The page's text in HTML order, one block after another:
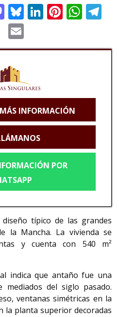
Mastodon
BlueskyLinkedInPinterest
Email
INFORMACIÓN
POR
típico de las grandes
la Mancha. La vivienda se
y cuenta con 540 m²
indica que antaño fue una
mediados del siglo pasado.
ventanas simétricas en la
la planta superior decoradas